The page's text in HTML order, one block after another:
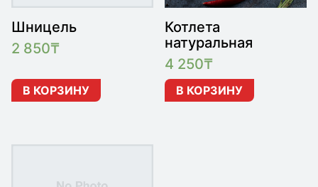
Шницель
2 850₸
В КОРЗИНУ
Котлета
натуральная
4 250₸
В КОРЗИНУ